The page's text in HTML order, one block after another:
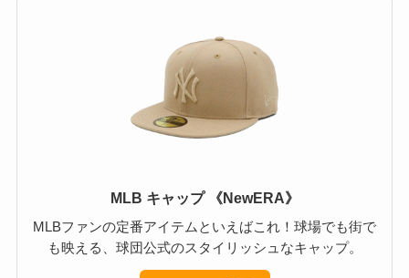
MLB キャップ 《NewERA》
MLBファンの定番アイテムといえばこれ！球場でも街で
も映える、球団公式のスタイリッシュなキャップ。